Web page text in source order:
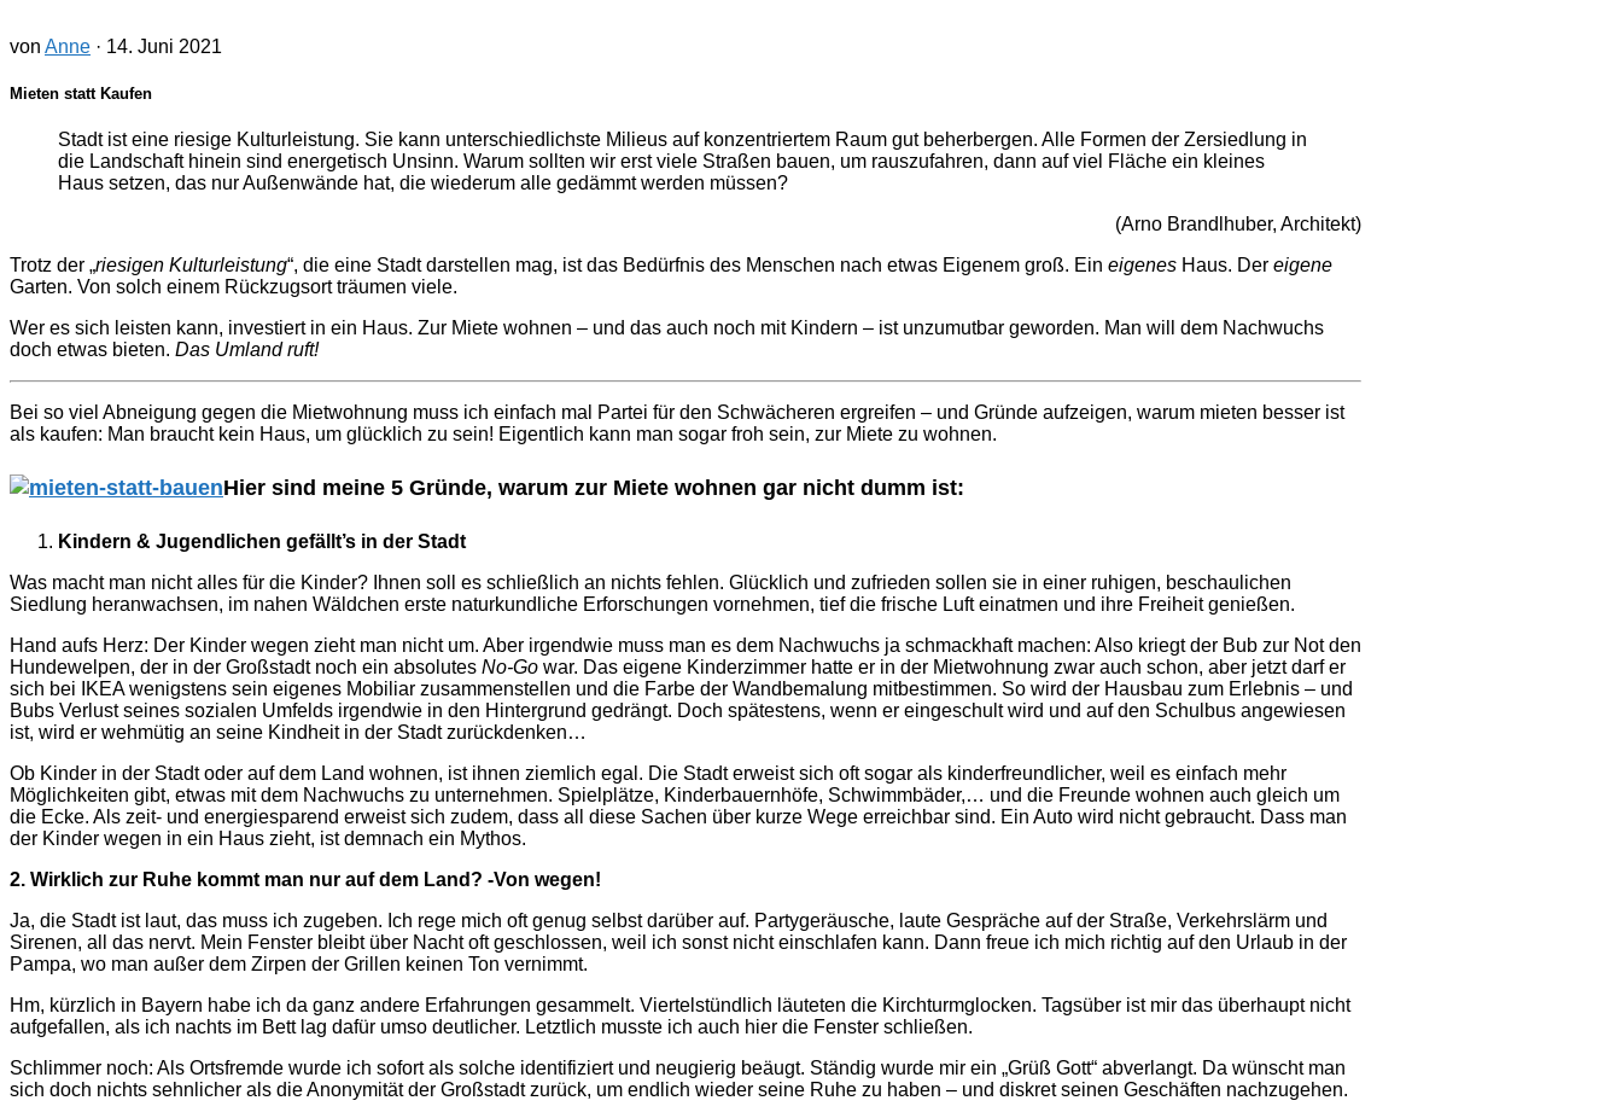
von Anne · 14. Juni 2021
Mieten statt Kaufen
Stadt ist eine riesige Kulturleistung. Sie kann unterschiedlichste Milieus auf konzentriertem Raum gut beherbergen. Alle Formen der Zersiedlung in
die Landschaft hinein sind energetisch Unsinn. Warum sollten wir erst viele Straßen bauen, um rauszufahren, dann auf viel Fläche ein kleines
Haus setzen, das nur Außenwände hat, die wiederum alle gedämmt werden müssen?
(Arno Brandlhuber, Architekt)
Trotz der „riesigen Kulturleistung“, die eine Stadt darstellen mag, ist das Bedürfnis des Menschen nach etwas Eigenem groß. Ein eigenes Haus. Der eigene
Garten. Von solch einem Rückzugsort träumen viele.
Wer es sich leisten kann, investiert in ein Haus. Zur Miete wohnen – und das auch noch mit Kindern – ist unzumutbar geworden. Man will dem Nachwuchs
doch etwas bieten. Das Umland ruft!
Bei so viel Abneigung gegen die Mietwohnung muss ich einfach mal Partei für den Schwächeren ergreifen – und Gründe aufzeigen, warum mieten besser ist
als kaufen: Man braucht kein Haus, um glücklich zu sein! Eigentlich kann man sogar froh sein, zur Miete zu wohnen.
Hier sind meine 5 Gründe, warum zur Miete wohnen gar nicht dumm ist:
Kindern & Jugendlichen gefällt’s in der Stadt
Was macht man nicht alles für die Kinder? Ihnen soll es schließlich an nichts fehlen. Glücklich und zufrieden sollen sie in einer ruhigen, beschaulichen
Siedlung heranwachsen, im nahen Wäldchen erste naturkundliche Erforschungen vornehmen, tief die frische Luft einatmen und ihre Freiheit genießen.
Hand aufs Herz: Der Kinder wegen zieht man nicht um. Aber irgendwie muss man es dem Nachwuchs ja schmackhaft machen: Also kriegt der Bub zur Not den
Hundewelpen, der in der Großstadt noch ein absolutes No-Go war. Das eigene Kinderzimmer hatte er in der Mietwohnung zwar auch schon, aber jetzt darf er
sich bei IKEA wenigstens sein eigenes Mobiliar zusammenstellen und die Farbe der Wandbemalung mitbestimmen. So wird der Hausbau zum Erlebnis – und
Bubs Verlust seines sozialen Umfelds irgendwie in den Hintergrund gedrängt. Doch spätestens, wenn er eingeschult wird und auf den Schulbus angewiesen
ist, wird er wehmütig an seine Kindheit in der Stadt zurückdenken…
Ob Kinder in der Stadt oder auf dem Land wohnen, ist ihnen ziemlich egal. Die Stadt erweist sich oft sogar als kinderfreundlicher, weil es einfach mehr
Möglichkeiten gibt, etwas mit dem Nachwuchs zu unternehmen. Spielplätze, Kinderbauernhöfe, Schwimmbäder,… und die Freunde wohnen auch gleich um
die Ecke. Als zeit- und energiesparend erweist sich zudem, dass all diese Sachen über kurze Wege erreichbar sind. Ein Auto wird nicht gebraucht. Dass man
der Kinder wegen in ein Haus zieht, ist demnach ein Mythos.
2. Wirklich zur Ruhe kommt man nur auf dem Land? -Von wegen!
Ja, die Stadt ist laut, das muss ich zugeben. Ich rege mich oft genug selbst darüber auf. Partygeräusche, laute Gespräche auf der Straße, Verkehrslärm und
Sirenen, all das nervt. Mein Fenster bleibt über Nacht oft geschlossen, weil ich sonst nicht einschlafen kann. Dann freue ich mich richtig auf den Urlaub in der
Pampa, wo man außer dem Zirpen der Grillen keinen Ton vernimmt.
Hm, kürzlich in Bayern habe ich da ganz andere Erfahrungen gesammelt. Viertelstündlich läuteten die Kirchturmglocken. Tagsüber ist mir das überhaupt nicht
aufgefallen, als ich nachts im Bett lag dafür umso deutlicher. Letztlich musste ich auch hier die Fenster schließen.
Schlimmer noch: Als Ortsfremde wurde ich sofort als solche identifiziert und neugierig beäugt. Ständig wurde mir ein „Grüß Gott“ abverlangt. Da wünscht man
sich doch nichts sehnlicher als die Anonymität der Großstadt zurück, um endlich wieder seine Ruhe zu haben – und diskret seinen Geschäften nachzugehen.